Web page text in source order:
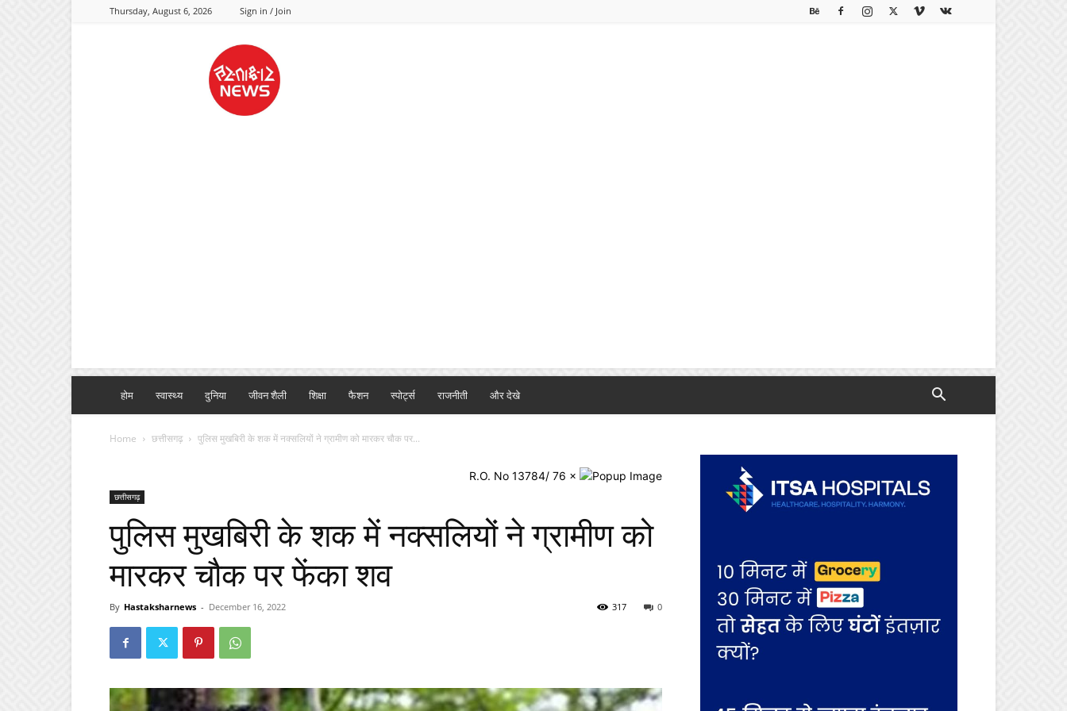
Thursday, August 6, 2026 Sign in / Join
Hastaksharnews
होम स्वास्थ्य दुनिया जीवन शैली शिक्षा फैशन स्पोर्ट्स राजनीती और देखे
Home छत्तीसगढ़ पुलिस मुखबिरी के शक में नक्सलियों ने ग्रामीण को मारकर चौक पर...
R.O. No 13784/ 76 ×
छत्तीसगढ़
पुलिस मुखबिरी के शक में नक्सलियों ने ग्रामीण को
मारकर चौक पर फेंका शव
By Hastaksharnews - December 16, 2022 0
317